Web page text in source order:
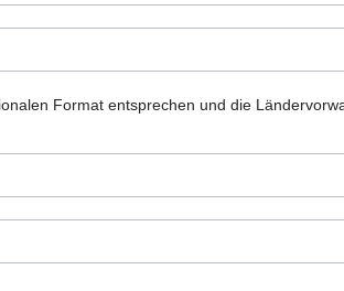
Format entsprechen und die